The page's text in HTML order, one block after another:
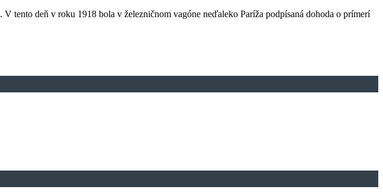
tento deň v roku 1918 bola v železničnom vagóne neďaleko Paríža podpísaná dohoda o prímerí